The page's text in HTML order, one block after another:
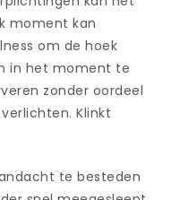
moment kan
om de hoek
in het moment te
zonder oordeel
Klinkt
te besteden